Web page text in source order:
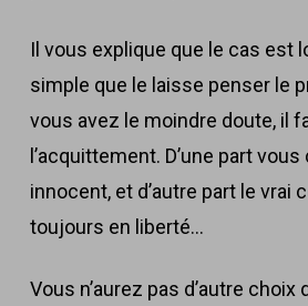
Il vous explique que le cas est
simple que le laisse penser le
vous avez le moindre doute, il
l’acquittement. D’une part
innocent, et d’autre part le vrai
toujours en liberté…
Vous n’aurez pas d’autre